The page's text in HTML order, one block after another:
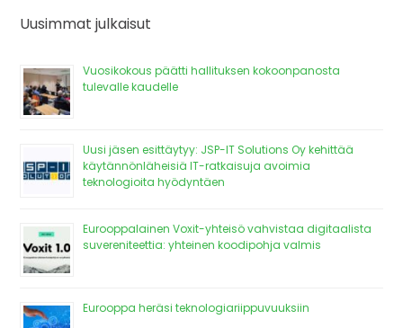
Uusimmat julkaisut
Vuosikokous päätti hallituksen kokoonpanosta
tulevalle kaudelle
Uusi jäsen esittäytyy: JSP-IT Solutions Oy kehittää
käytännönläheisiä IT-ratkaisuja avoimia
teknologioita hyödyntäen
Eurooppalainen Voxit-yhteisö vahvistaa digitaalista
suvereniteettia: yhteinen koodipohja valmis
Eurooppa heräsi teknologiariippuvuuksiin